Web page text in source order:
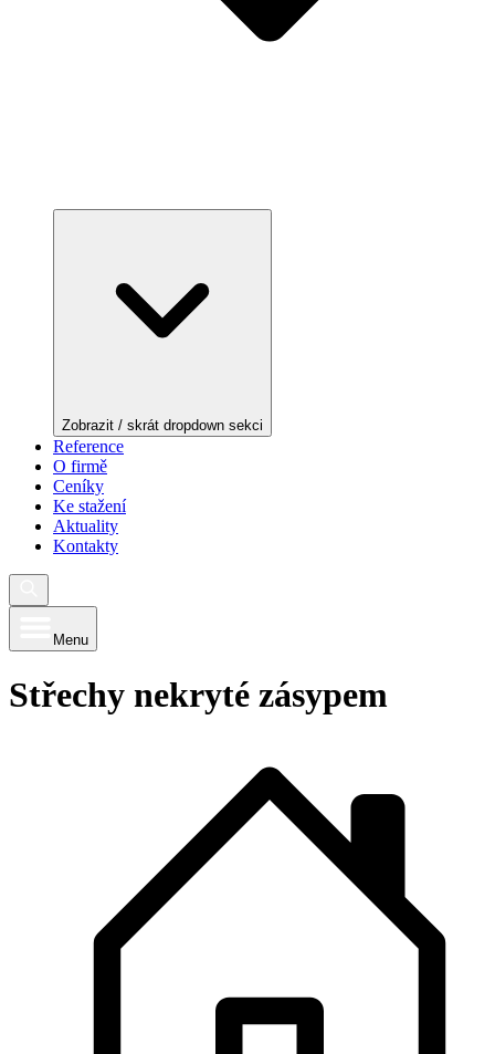
Zobrazit / skrát dropdown sekci
Reference
O firmě
Ceníky
Ke stažení
Aktuality
Kontakty
Menu
Střechy nekryté zásypem